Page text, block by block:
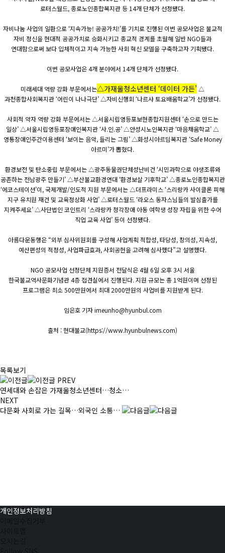
로터스월드, 종로노인종합복지관 등 14개 단체가 선정됐다.
자비나눔 사업의 일환으로 ‘지속가능! 공공가치!’를 기치로 진행된 이번 공모사업은 불교적
자비 정신을 현대적 공공가치로 승화시키고 종교적 경계를 초월해 일반 NGO들과
연대함으로써 보다 입체적이고 지속 가능한 사회 혁신 모델을 구축하고자 기획됐다.
이번 공모사업은 4개 분야에서 14개 단체가 선정됐다.
미래세대 역량 강화 부문에서는△가재울청소년센터 ‘데이터 가든’ △
과천종합사회복지관 ‘어린이 나나극단’ △자비신행회 ‘나르샤 토요배움학교’가 선정됐다.
사회적 약자 역량 강화 부문에서는 △서울시립영등포보현종합지원센터 ‘손으로 만드는
일상’ △서울시립영등포장애인복지관 ‘사.인.공’ △안성시노인복지관 ‘마음채움학교’ △
영통장애인주간이용센터 ‘보이는 음악, 들리는 그림’ △화성시아르딤복지관 ‘Safe Money
아르미’가 뽑혔다.
환경보전 및 탄소중립 부문에서는 △광주동물권단체성난비건 ‘시민과학으로 야생조류와
공존하는 전남광주 만들기’ △부산불교환경연대 ‘환경보살 기후학교’ △종로노인종합복지관
‘에코스테이션’이, 국제개발/인도적 지원 부문에서는 △더프라미스 ‘스리랑카 사이클론 피해
지구 유치원 재건 및 교육정상화 사업’ △로터스월드 ‘라오스 동자스님들의 발심출가를
지켜주세요’ △사단법인 코인트리 ‘스라랑카 청각장애 아동 여학생 성장 자립을 위한 수어
직업 교육 사업’ 등이 선정됐다.
아름다운동행은 “외부 심사위원회를 구성해 사업계획 적합성, 타당성, 창의성, 지속성,
예산편성의 적정성, 사업파급효과, 사회공헌을 고려해 심사했다”고 설명했다.
NGO 공모사업 선정단체 지원증서 전달식은 4월 6일 오후 3시 서울
한국불교역사문화기념관 4층 접견실에서 진행된다. 지원 규모는 총 1억원이며 선정된
프로그램은 최소 500만원에서 최대 2000만원의 사업비를 지원받게 된다.
임은호 기자 imeunho@hyunbul.com
출처 : 현대불교(https://www.hyunbulnews.com)
목록보기
PREV
연세대와 손잡은 가재울청소년센터…청소…
NEXT
다문화 사회로 가는 길목…외국인 소통…
개인정보처리방침